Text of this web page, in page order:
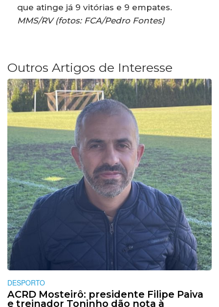
que atinge já 9 vitórias e 9 empates.
MMS/RV (fotos: FCA/Pedro Fontes)
Outros Artigos de Interesse
DESPORTO
ACRD Mosteirô: presidente Filipe Paiva
e treinador Toninho dão nota à